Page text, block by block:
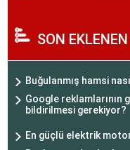
SON
Buğulanmış hamsi
Google reklamlarının
bildirilmesi gerekiyor?
En güçlü elektrik